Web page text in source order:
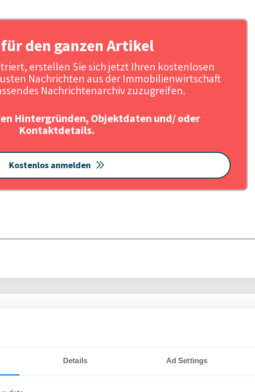
Details Ad Settings
den ganzen Artikel
erstellen Sie sich jetzt Ihren kostenlosen
Nachrichten aus der Immobilienwirtschaft
Nachrichtenarchiv zuzugreifen.
Hintergründen, Objektdaten und/ oder
Kontaktdetails.
Kostenlos anmelden
interessieren
verstärkt IPH
Manager